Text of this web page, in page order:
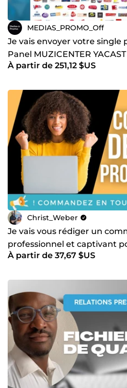
MEDIAS_PROMO_Off
Je vais envoyer votre single
Panel MUZICENTER YACAST
À partir de 251,12 $US
Christ_Weber
Je vais vous rédiger un
professionnel et captivant
À partir de 37,67 $US